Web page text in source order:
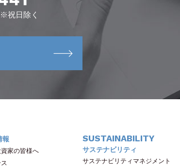
祝日除く
報
家の皆様へ
SUSTAINABILITY
サステナビリティ
サステナビリティマネジメント